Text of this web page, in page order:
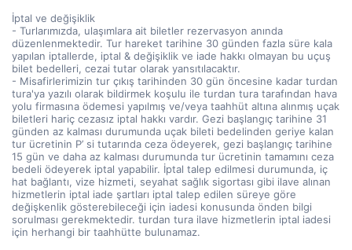
İptal ve değişiklik
- Turlarımızda, ulaşımlara ait biletler rezervasyon anında
düzenlenmektedir. Tur hareket tarihine 30 günden fazla süre kala
yapılan iptallerde, iptal & değişiklik ve iade hakkı olmayan bu uçuş
bilet bedelleri, cezai tutar olarak yansıtılacaktır.
- Misafirlerimizin tur çıkış tarihinden 30 gün öncesine kadar turdan
tura'ya yazılı olarak bildirmek koşulu ile turdan tura tarafından hava
yolu firmasına ödemesi yapılmış ve/veya taahhüt altına alınmış uçak
biletleri hariç cezasız iptal hakkı vardır. Gezi başlangıç tarihine 31
günden az kalması durumunda uçak bileti bedelinden geriye kalan
tur ücretinin P’ si tutarında ceza ödeyerek, gezi başlangıç tarihine
15 gün ve daha az kalması durumunda tur ücretinin tamamını ceza
bedeli ödeyerek iptal yapabilir. İptal talep edilmesi durumunda, iç
hat bağlantı, vize hizmeti, seyahat sağlık sigortası gibi ilave alınan
hizmetlerin iptal iade şartları iptal talep edilen süreye göre
değişkenlik gösterebileceği için iadesi konusunda önden bilgi
sorulması gerekmektedir. turdan tura ilave hizmetlerin iptal iadesi
için herhangi bir taahhütte bulunamaz.